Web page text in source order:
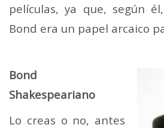
películas, ya que, según
Bond era un papel arcaico
Bond
Shakespeariano
Lo creas o no, antes